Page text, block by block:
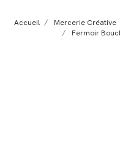
Accueil Mercerie Créative
Fermoir